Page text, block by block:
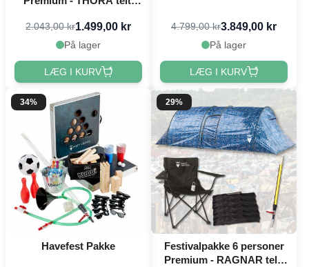
2.043,00 kr1.499,00 kr
På lager
LÆG I KURV
4.799,00 kr3.849,00 kr
På lager
LÆG I KURV
34%
Havefest Pakke
29%
Festivalpakke 6 personer
Premium - RAGNAR telt,